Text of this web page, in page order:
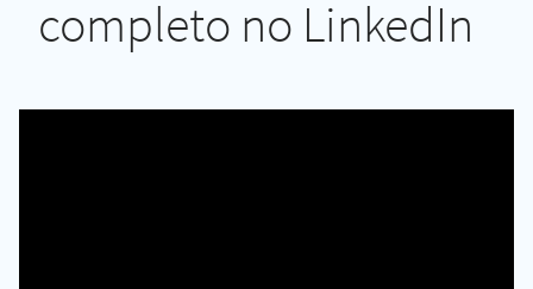
completo no LinkedIn